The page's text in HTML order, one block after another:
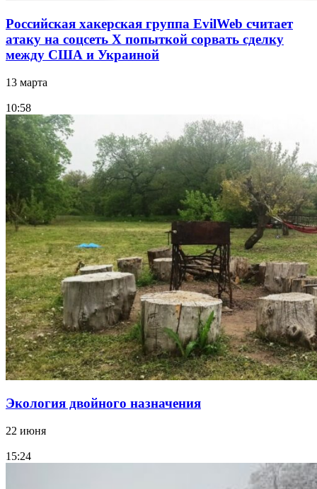
Российская хакерская группа EvilWeb считает
атаку на соцсеть Х попыткой сорвать сделку
между США и Украиной
13 марта
10:58
Экология двойного назначения
22 июня
15:24